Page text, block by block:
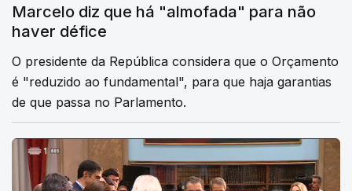
Marcelo diz que há "almofada" para não
haver défice
O presidente da República considera que o Orçamento
é "reduzido ao fundamental", para que haja garantias
de que passa no Parlamento.